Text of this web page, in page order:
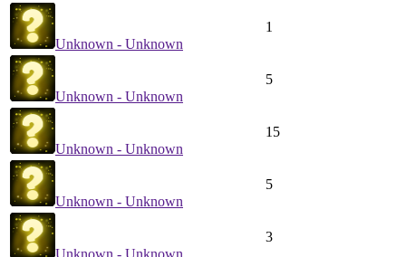
Unknown - Unknown
1
Unknown - Unknown
5
Unknown - Unknown
15
Unknown - Unknown
5
Unknown - Unknown
3